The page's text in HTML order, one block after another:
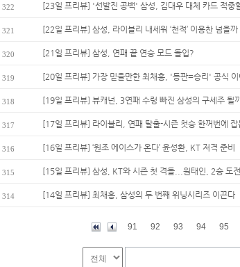
322 [23일 프리뷰] '선발진 공백' 삼성, 김대우 대체 카드 적중
321 [22일 프리뷰] 삼성, 라이블리 내세워 ‘천적’ 이용찬 넘을까
320 [21일 프리뷰] 삼성, 연패 끝 연승 모드 돌입?
319 [20일 프리뷰] 가장 믿을만한 최채흥, '등판=승리' 공식 이
318 [19일 프리뷰] 뷰캐넌, 3연패 수렁 빠진 삼성의 구세주 될
317 [17일 프리뷰] 라이블리, 연패 탈출-시즌 첫승 한꺼번에 잡
316 [16일 프리뷰] ‘원조 에이스가 온다’ 윤성환, KT 저격 준비
315 [15일 프리뷰] 삼성, KT와 시즌 첫 격돌...원태인, 2승 도
314 [14일 프리뷰] 최채흥, 삼성의 두 번째 위닝시리즈 이끈다
91 92 93 94 95